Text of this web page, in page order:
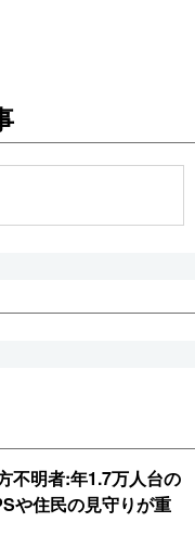
不明者:年1.7万人台の
や住民の見守りが重